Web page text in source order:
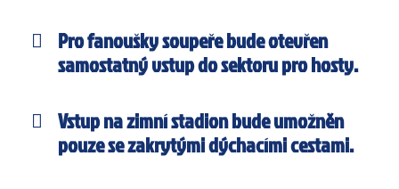
Pro fanoušky soupeře bude otevřen
samostatný vstup do sektoru pro hosty.
Vstup na zimní stadion bude umožněn
pouze se zakrytými dýchacími cestami.